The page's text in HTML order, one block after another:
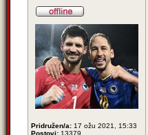
Pridružen/a: 17 ožu 2021, 15:33
Postovi: 13379